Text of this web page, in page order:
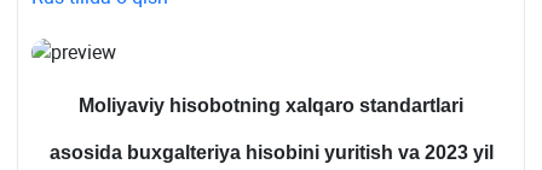
Moliyaviy hisobotning хalqaro standartlari
asosida buхgalteriya hisobini yuritish va 2023 yil